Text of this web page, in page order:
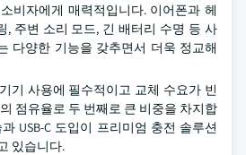
비자에게 매력적입니다. 이어폰과 헤
, 주변 소리 모드, 긴 배터리 수명 등 사
다양한 기능을 갖추면서 더욱 정교해
기 사용에 필수적이고 교체 수요가 빈
점유율로 두 번째로 큰 비중을 차지합
USB-C 도입이 프리미엄 충전 솔루션
있습니다.